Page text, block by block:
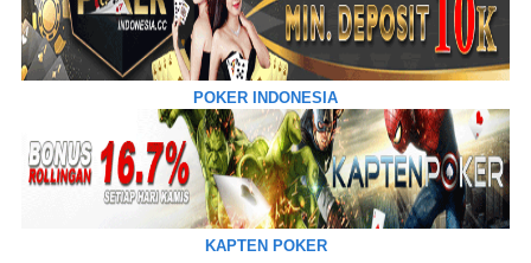
POKER INDONESIA
KAPTEN POKER